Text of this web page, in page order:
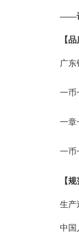
——
【
广
一币
一章
一币
【
生产
中国